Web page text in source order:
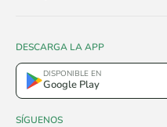
DESCARGA LA APP
DISPONIBLE EN
Google Play
SÍGUENOS